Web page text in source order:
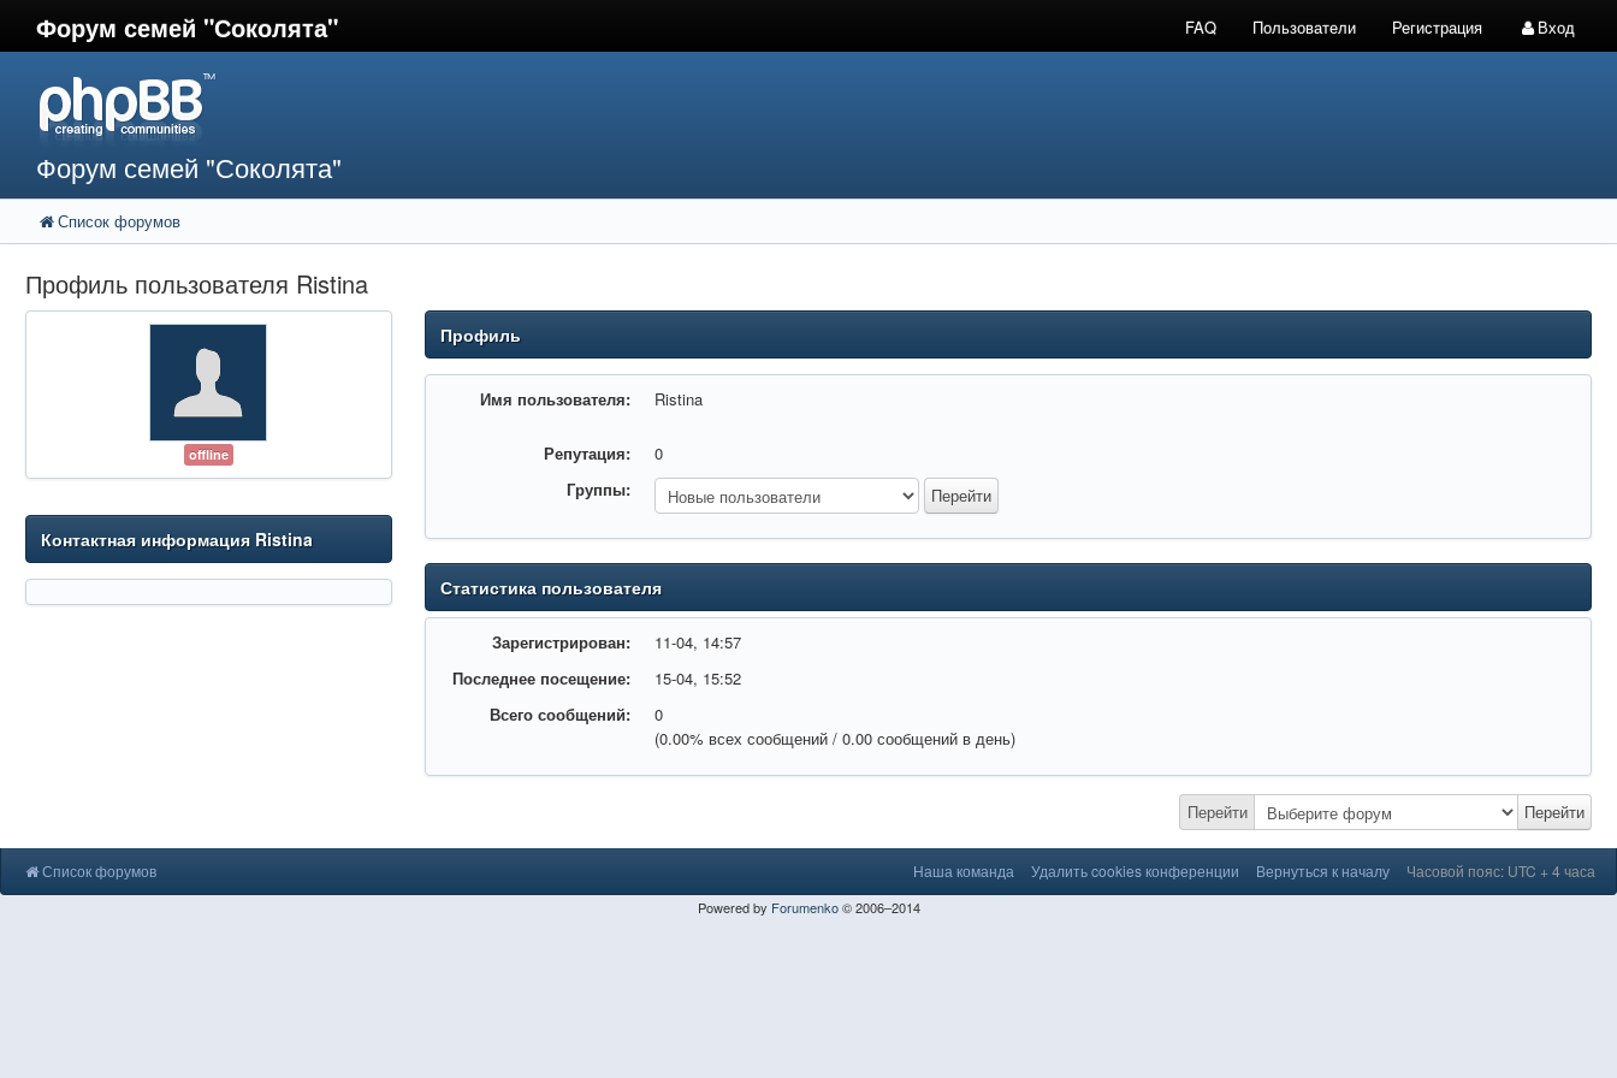
Форум семей "Соколята" FAQ Пользователи Регистрация Вход
Форум семей "Соколята"
Список форумов
Профиль пользователя Ristina
offline
Контактная информация Ristina
Профиль
Имя пользователя: Ristina
Репутация:
0
Группы:
Статистика пользователя
Зарегистрирован:
11-04, 14:57
Последнее посещение:
15-04, 15:52
Всего сообщений:
0
(0.00% всех сообщений / 0.00 сообщений в день)
Перейти Перейти
Список форумов Наша команда Удалить cookies конференции Вернуться к началу Часовой пояс: UTC + 4 часа
Powered by Forumenko© 2006–2014